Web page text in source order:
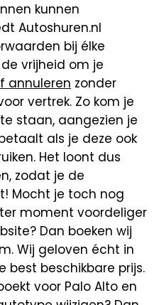
kunnen
Autoshuren.nl
bij élke
vrijheid om je
annuleren zonder
vertrek. Zo kom je
staan, aangezien je
als je deze ook
Het loont dus
zodat je de
Mocht je toch nog
moment voordeliger
Dan boeken wij
Wij geloven écht in
best beschikbare prijs.
voor Palo Alto en